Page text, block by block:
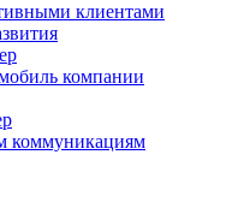
клиентами
компании
коммуникациям